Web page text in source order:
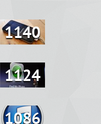
1140
1124
1086